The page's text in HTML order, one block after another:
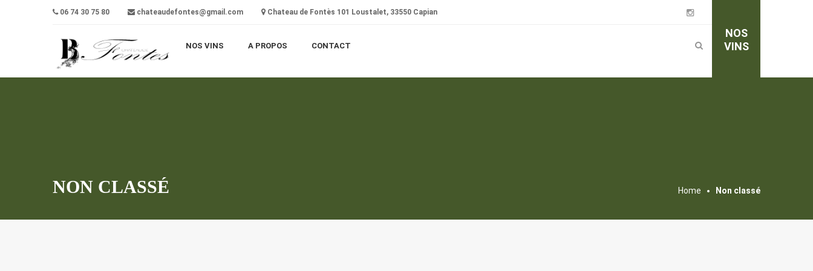
06 74 30 75 80 chateaudefontes@gmail.com Chateau de Fontès 101 Loustalet, 33550 Capian
NOS VINS A PROPOS CONTACT
NOS
VINS
NON CLASSÉ Home Non classé